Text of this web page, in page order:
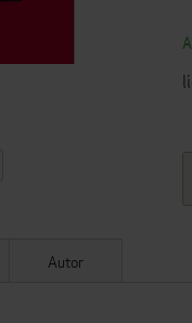
Autor